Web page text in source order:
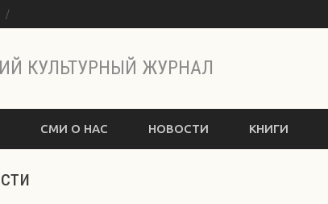
КУЛЬТУРНЫЙ ЖУРНАЛ
СМИ О НАС НОВОСТИ КНИГИ